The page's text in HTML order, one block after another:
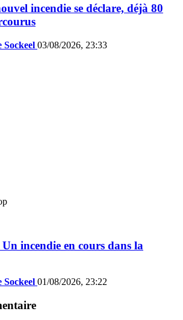
incendie se déclare, déjà 80
Sockeel 03/08/2026, 23:33
incendie en cours dans la
Sockeel 01/08/2026, 23:22